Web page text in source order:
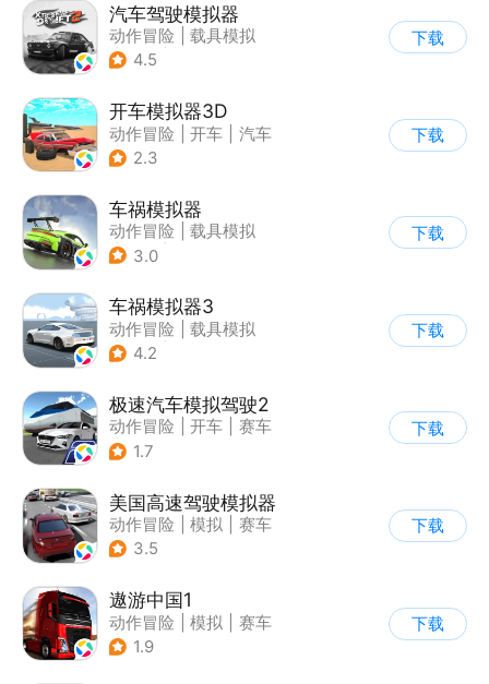
汽车驾驶模拟器
动作冒险
载具模拟
| 汽车
4.5
下载
开车模拟器3D
动作冒险 开车
汽车
| 卡通
2.3
下载
车祸模拟器
动作冒险
载具模拟
| 汽车
3.0
下载
车祸模拟器3
动作冒险
载具模拟
| 汽车
4.2
下载
极速汽车模拟驾驶2
动作冒险 开车
赛车
| 漂移
1.7
下载
美国高速驾驶模拟器
动作冒险 模拟
赛车
| 写实
3.5
下载
遨游中国1
动作冒险 模拟
赛车
| 写实
1.9
下载